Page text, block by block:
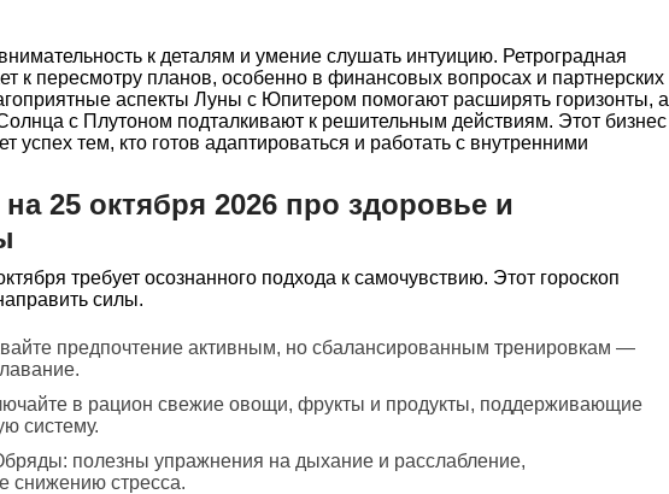
к деталям и умение слушать интуицию. Ретроградная
к пересмотру планов, особенно в финансовых вопросах и партнерских
аспекты Луны с Юпитером помогают расширять горизонты, а
с Плутоном подталкивают к решительным действиям. Этот бизнес
успех тем, кто готов адаптироваться и работать с внутренними
25 октября 2026 про здоровье и
требует осознанного подхода к самочувствию. Этот гороскоп
силы.
предпочтение активным, но сбалансированным тренировкам —
в рацион свежие овощи, фрукты и продукты, поддерживающие
систему.
полезны упражнения на дыхание и расслабление,
снижению стресса.